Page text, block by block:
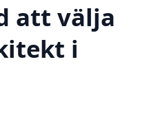
att välja
i